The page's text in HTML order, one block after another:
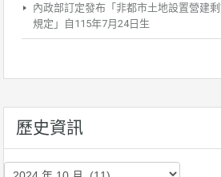
內政部訂定發布「非都市土地設置營建
規定」自115年7月24日生
歷史資訊
歷